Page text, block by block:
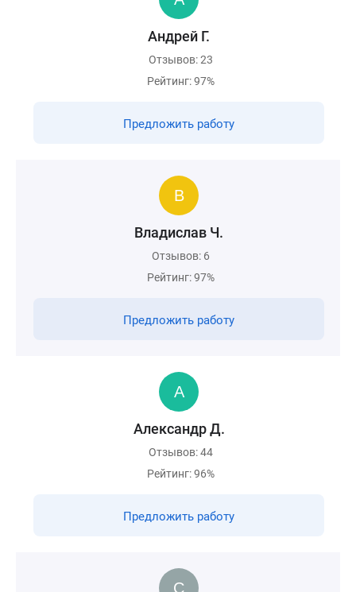
Андрей Г.
Отзывов: 23
Рейтинг: 97%
Предложить работу
Владислав Ч.
Отзывов: 6
Рейтинг: 97%
Предложить работу
Александр Д.
Отзывов: 44
Рейтинг: 96%
Предложить работу